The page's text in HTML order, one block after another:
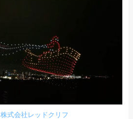
株式会社レッドクリフ